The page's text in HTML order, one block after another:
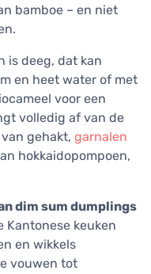
bamboe – en niet
is deeg, dat kan
en heet water of met
voor een
volledig af van de
gehakt, garnalen
hokkaidopompoen,
dim sum dumplings
Kantonese keuken
en wikkels
vouwen tot